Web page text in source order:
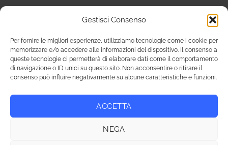
Gestisci Consenso
Per fornire le migliori esperienze, utilizziamo tecnologie come i cookie per
memorizzare e/o accedere alle informazioni del dispositivo. Il consenso a
queste tecnologie ci permetterà di elaborare dati come il comportamento
di navigazione o ID unici su questo sito. Non acconsentire o ritirare il
consenso può influire negativamente su alcune caratteristiche e funzioni.
ACCETTA
NEGA
Privacy Policy Cookie Policy (UE)
Copyright 2026 © Tutti i diritti riservati / NEF Nord Est Fair srl ,